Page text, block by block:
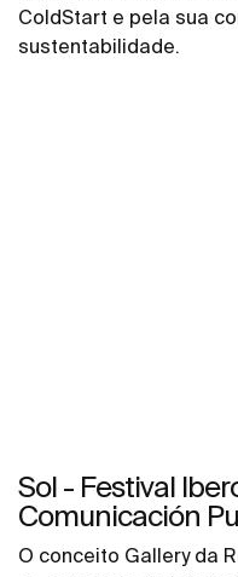
ColdStart e pela sua
sustentabilidade.
Sol - Festival
Comunicación
O conceito Gallery da